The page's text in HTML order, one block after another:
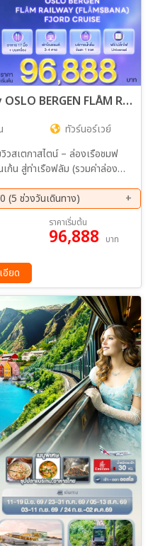
า
ทัวร์นอร์เวย์ Beyond Norway OSLO BERGEN FLÅM RAILWAY (FLAMSBANA) FJORD CRUISE 9วัน 6คืน (EK)
ทัวร์นอร์เวย์
วสเตกาสไตน์ – ล่องเรือชมฟ
น สู่ท่าเรือฟลัม (รวมค่าล่อง
มค่ารถไฟไป-กลับ) – เมืองเบอร์
ขาอุลริเคน (รวมค่ากระเช้าไป-
กน – เมืองวอส – ถ่ายรูปโบสถ์
Voss – เมืองกอล เมือ
คร์สฮูส – มหาวิหารออสโล –
gate เมืองออสโล – โรงละคร
ชาติ Vigeland Sculpture Park
(5 ช่วงวันเดินทาง)
16 ต.ค. 69 - 24 ต.ค. 69
04 ธ.ค. 69 - 12 ธ.ค. 69
ราคาเริ่มต้น
96,888 บาท
อียด